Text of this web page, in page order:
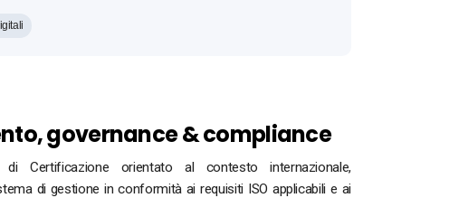
governance & compliance
Certificazione orientato al contesto internazionale,
di gestione in conformità ai requisiti ISO applicabili e ai